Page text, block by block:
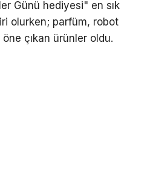
Günü hediyesi" en sık
olurken; parfüm, robot
çıkan ürünler oldu.